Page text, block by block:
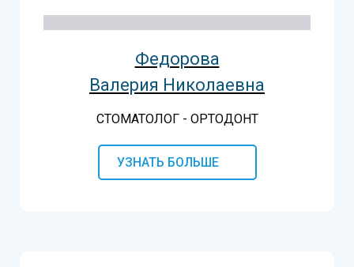
Федорова
Валерия Николаевна
СТОМАТОЛОГ - ОРТОДОНТ
УЗНАТЬ БОЛЬШЕ